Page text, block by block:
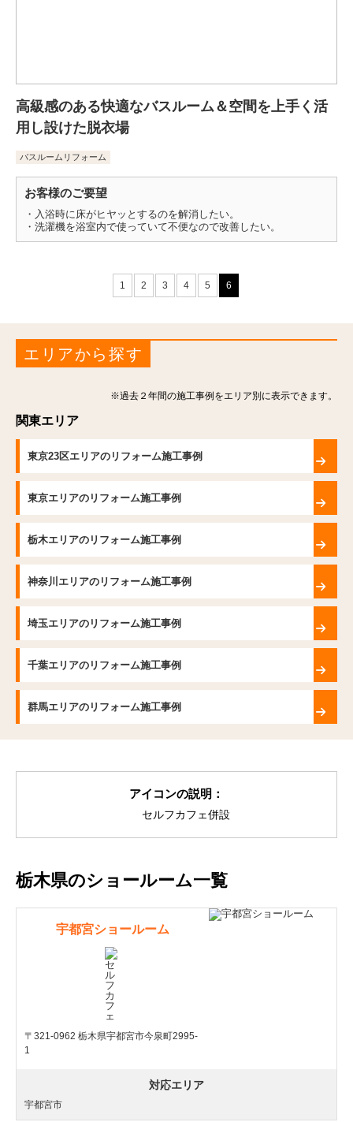
高級感のある快適なバスルーム＆空間を上手く活
用し設けた脱衣場
バスルームリフォーム
お客様のご要望
・入浴時に床がヒヤッとするのを解消したい。
・洗濯機を浴室内で使っていて不便なので改善したい。
1 2 3 4 5 6
エリアから探す
※過去２年間の施工事例をエリア別に表示できます。
関東エリア
東京23区エリアのリフォーム施工事例
東京エリアのリフォーム施工事例
栃木エリアのリフォーム施工事例
神奈川エリアのリフォーム施工事例
埼玉エリアのリフォーム施工事例
千葉エリアのリフォーム施工事例
群馬エリアのリフォーム施工事例
アイコンの説明：
セルフカフェ併設
栃木県のショールーム一覧
宇都宮ショールーム
〒321-0962 栃木県宇都宮市今泉町2995-
1
対応エリア
宇都宮市